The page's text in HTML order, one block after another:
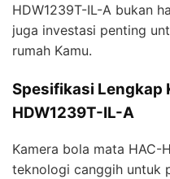
HDW1239T-IL-A bukan
juga investasi penting
rumah Kamu.
Spesifikasi Lengkap
HDW1239T-IL-A
Kamera bola mata HAC-
teknologi canggih untuk